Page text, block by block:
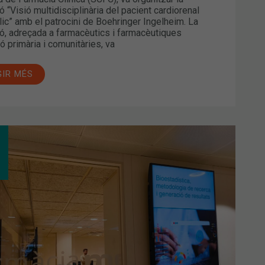
“Visió multidisciplinària del pacient cardiorenal
amb el patrocini de Boehringer Ingelheim. La
adreçada a farmacèutics i farmacèutiques
primària i comunitàries, va
MÉS